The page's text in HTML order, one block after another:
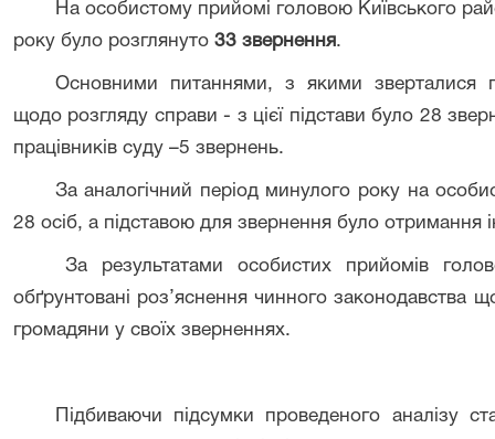
На особистому прийомі головою Київського
року було розглянуто 33 звернення.
Основними питаннями, з якими зверталися
щодо розгляду справи - з цієї підстави було 28
працівників суду –5 звернень.
За аналогічний період минулого року на
28 осіб, а підставою для звернення було отримання
За результатами особистих прийомів
обґрунтовані роз’яснення чинного законодавства
громадяни у своїх зверненнях.
Підбиваючи підсумки проведеного аналізу